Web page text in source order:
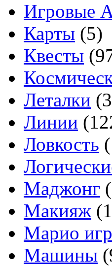
Игровые
Карты (5)
Квесты
Леталки
Линии
Ловкость
Маджонг
Макияж
Марио
Машины